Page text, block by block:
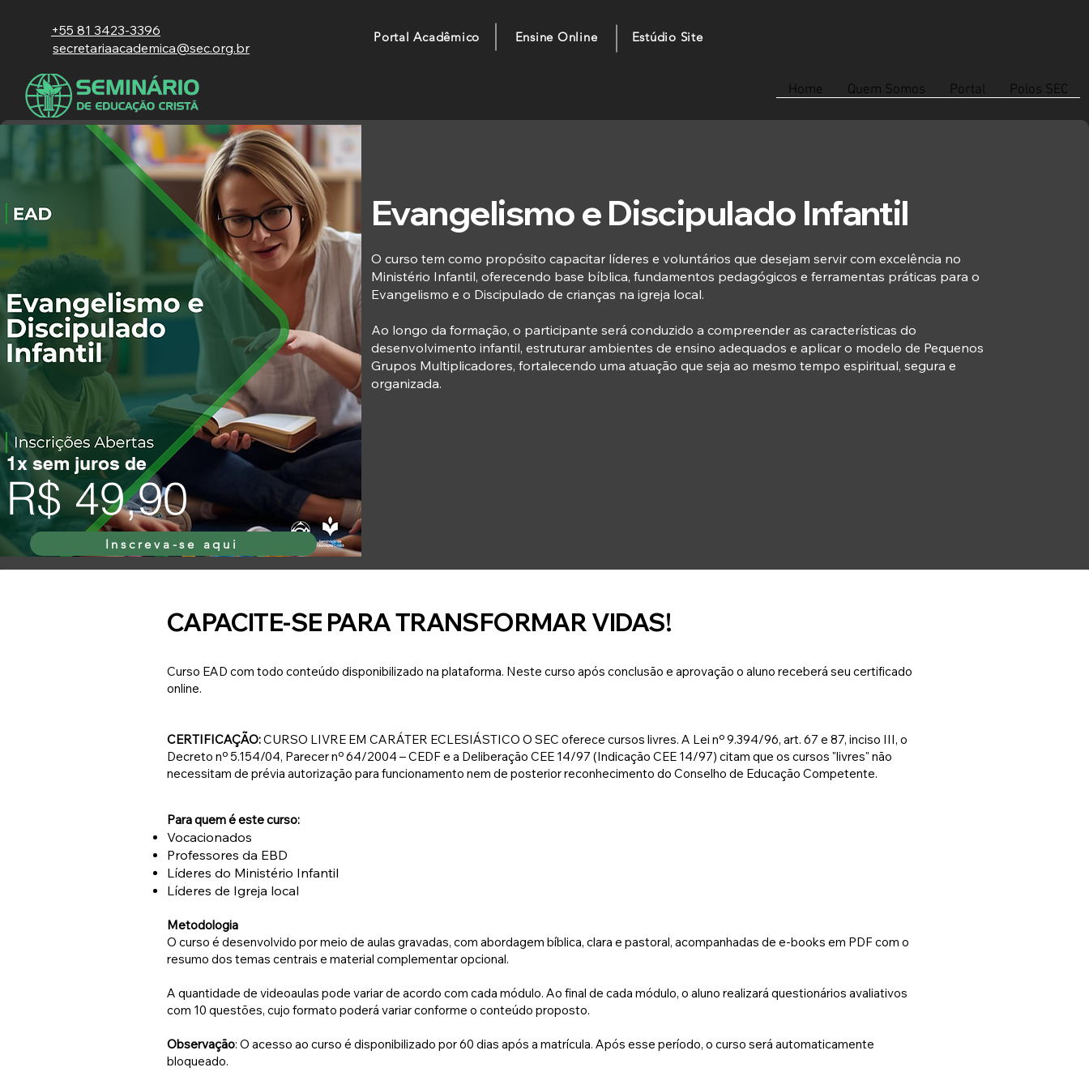
+55 81 3423-3396
secretariaacademica@sec.org.br
Portal Acadêmico Ensine Online Estúdio Site
Home Quem Somos Portal Polos SEC
R$ 49,90
1x sem juros de
Inscreva-se aqui
Evangelismo e Discipulado Infantil
O curso tem como propósito capacitar líderes e voluntários que desejam servir com excelência no
Ministério Infantil, oferecendo base bíblica, fundamentos pedagógicos e ferramentas práticas para o
Evangelismo e o Discipulado de crianças na igreja local.
Ao longo da formação, o participante será conduzido a compreender as características do
desenvolvimento infantil, estruturar ambientes de ensino adequados e aplicar o modelo de Pequenos
Grupos Multiplicadores, fortalecendo uma atuação que seja ao mesmo tempo espiritual, segura e
organizada.
CAPACITE-SE PARA TRANSFORMAR VIDAS!
Curso EAD com todo conteúdo disponibilizado na plataforma. Neste curso após conclusão e aprovação o aluno receberá seu certificado
online.
CERTIFICAÇÃO:CURSO LIVRE EM CARÁTER ECLESIÁSTICO O SEC oferece cursos livres. A Lei nº 9.394/96, art. 67 e 87, inciso III, o
Decreto nº 5.154/04, Parecer nº 64/2004 – CEDF e a Deliberação CEE 14/97 (Indicação CEE 14/97) citam que os cursos "livres" não
necessitam de prévia autorização para funcionamento nem de posterior reconhecimento do Conselho de Educação Competente. ​​​​​​​​​​
Para quem é este curso:
Vocacionados
Professores da EBD
Líderes do Ministério Infantil
Líderes de Igreja local
Metodologia
O curso é desenvolvido por meio de aulas gravadas, com abordagem bíblica, clara e pastoral, acompanhadas de e-books em PDF com o
resumo dos temas centrais e material complementar opcional.
A quantidade de videoaulas pode variar de acordo com cada módulo. ​ Ao final de cada módulo, o aluno realizará questionários avaliativos
com 10 questões, cujo formato poderá variar conforme o conteúdo proposto. ​
Observação: O acesso ao curso é disponibilizado por 60 dias após a matrícula. Após esse período, o curso será automaticamente
bloqueado.